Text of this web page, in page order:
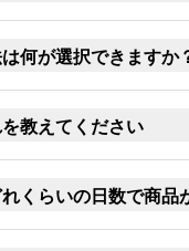
何が選択できますか
教えてください
くらいの日数で商品